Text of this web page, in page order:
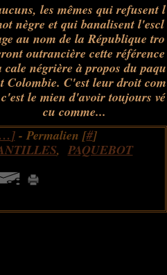
les mêmes qui refusent l
nègre et qui banalisent l'escl
au nom de la République tro
outrancière cette référence
cale négrière à propos du paqu
Colombie. C'est leur droit com
le mien d'avoir toujours vé
cu comme...
]- Permalien [#]
, PAQUEBOT